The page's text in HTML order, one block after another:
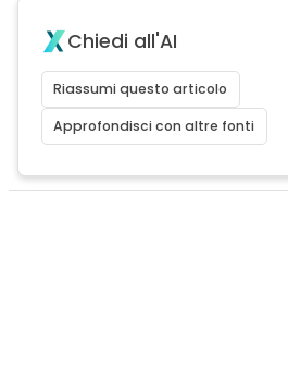
Chiedi all'AI
Riassumi questo articolo
Approfondisci con altre fonti